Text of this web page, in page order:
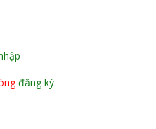
đăng ký